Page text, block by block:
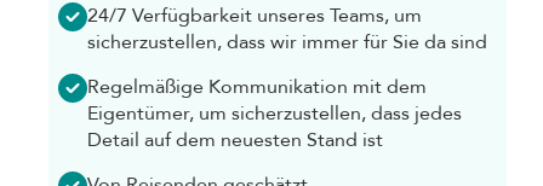
24/7 Verfügbarkeit unseres Teams, um
sicherzustellen, dass wir immer für Sie da sind
Regelmäßige Kommunikation mit dem
Eigentümer, um sicherzustellen, dass jedes
Detail auf dem neuesten Stand ist